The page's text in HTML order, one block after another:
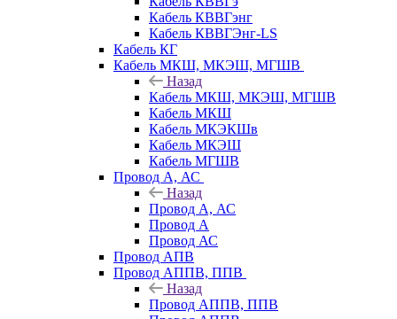
Кабель КВВГэнг
Кабель КВВГЭнг-LS
Кабель КГ
Кабель МКШ, МКЭШ, МГШВ
Назад
Кабель МКШ, МКЭШ, МГШВ
Кабель МКШ
Кабель МКЭКШв
Кабель МКЭШ
Кабель МГШВ
Провод А, АС
Назад
Провод А, АС
Провод А
Провод АС
Провод АПВ
Провод АППВ, ППВ
Назад
Провод АППВ, ППВ